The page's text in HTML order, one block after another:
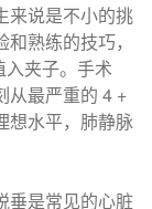
来说是不小的挑
熟练的技巧，
夹子。手术
从最严重的 4 +
想水平，肺静脉
垂是常见的心脏